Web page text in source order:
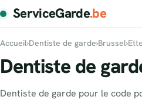
ServiceGarde.be
Accueil›Dentiste de garde›Brussel›
Dentiste de
Dentiste de garde pour le code